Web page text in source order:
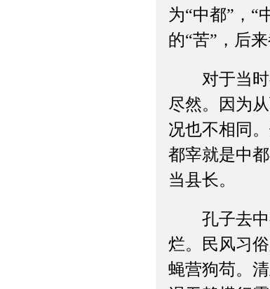
为“中都”，“
的“苦”，后
对于当时
尽然。因为
况也不相同
都宰就是中
当县长。
孔子去中
烂。民风习
蝇营狗苟。